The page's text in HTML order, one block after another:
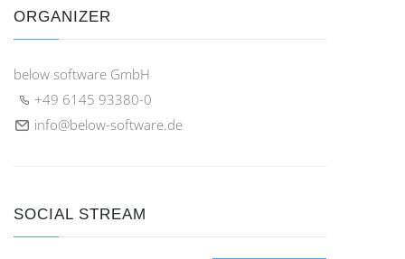
ORGANIZER
below software GmbH
+49 6145 93380-0
info@below-software.de
SOCIAL STREAM